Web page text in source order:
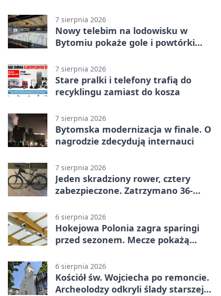
7 sierpnia 2026
Nowy telebim na lodowisku w
Bytomiu pokaże gole i powtórki
7 sierpnia 2026
Stare pralki i telefony trafią do
recyklingu zamiast do kosza
7 sierpnia 2026
Bytomska modernizacja w finale. O
nagrodzie zdecydują internauci
7 sierpnia 2026
Jeden skradziony rower, cztery
zabezpieczone. Zatrzymano 36-
6 sierpnia 2026
Hokejowa Polonia zagra sparingi
przed sezonem. Mecze pokażą
6 sierpnia 2026
Kościół św. Wojciecha po remoncie.
Archeolodzy odkryli ślady starszej